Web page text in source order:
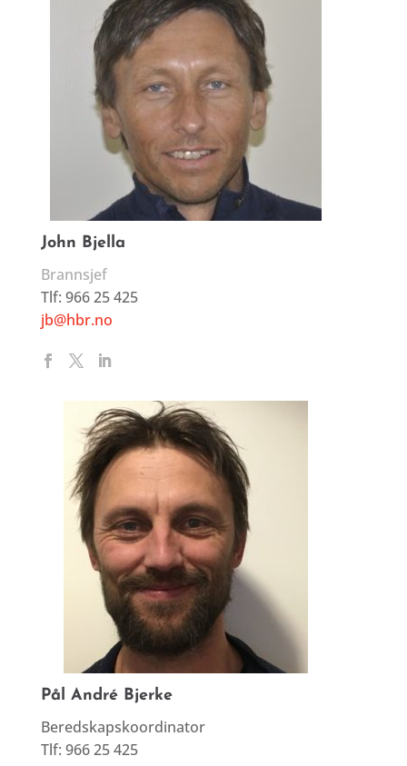
John Bjella
Brannsjef
Tlf: 966 25 425
jb@hbr.no
Pål André Bjerke
Beredskapskoordinator
Tlf: 966 25 425